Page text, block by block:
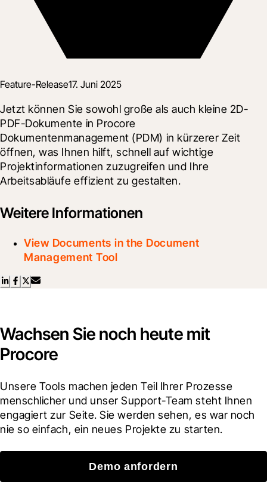
Feature-Release17. Juni 2025
Jetzt können Sie sowohl große als auch kleine 2D-
PDF-Dokumente in Procore
Dokumentenmanagement (PDM) in kürzerer Zeit
öffnen, was Ihnen hilft, schnell auf wichtige
Projektinformationen zuzugreifen und Ihre
Arbeitsabläufe effizient zu gestalten.
Weitere Informationen
View Documents in the Document
Management Tool
Wachsen Sie noch heute mit
Procore
Unsere Tools machen jeden Teil Ihrer Prozesse
menschlicher und unser Support-Team steht Ihnen
engagiert zur Seite. Sie werden sehen, es war noch
nie so einfach, ein neues Projekte zu starten.
Demo anfordern